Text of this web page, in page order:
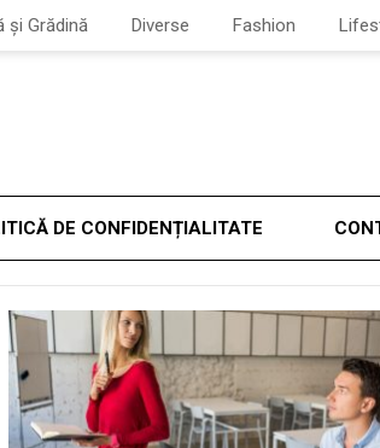
și Grădină Diverse Fashion
DE CONFIDENȚIALITATE